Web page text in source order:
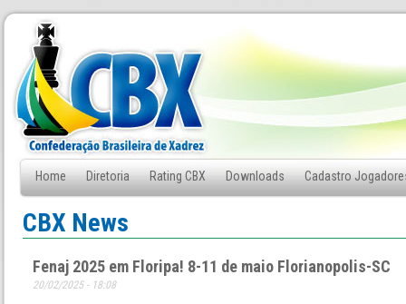
Home Diretoria Rating CBX Downloads Cadastro
Fale Conosco
CBX News
Fenaj 2025 em Floripa! 8-11 de maio Florianopolis-SC
20/02/2025 - 18:08